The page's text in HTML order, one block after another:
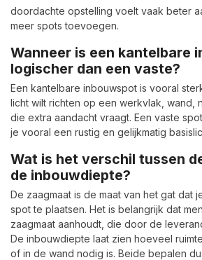
doordachte opstelling voelt vaak beter
meer spots toevoegen.
Wanneer is een kantelbare
logischer dan een vaste?
Een kantelbare inbouwspot is vooral
licht wilt richten op een werkvlak, wand,
die extra aandacht vraagt. Een vaste
je vooral een rustig en gelijkmatig
Wat is het verschil tussen
de inbouwdiepte?
De zaagmaat is de maat van het gat dat
spot te plaatsen. Het is belangrijk dat
zaagmaat aanhoudt, die door de
De inbouwdiepte laat zien hoeveel
of in de wand nodig is. Beide bepalen